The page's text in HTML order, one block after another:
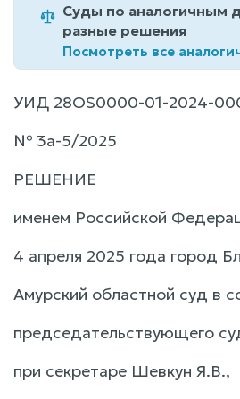
Суды по аналогичным
разные решения
Посмотреть все
УИД 28OS0000-01-2024-
№ 3а-5/2025
РЕШЕНИЕ
именем Российской
4 апреля 2025 года город
Амурский областной суд в
председательствующего
при секретаре Шевкун Я.В.,